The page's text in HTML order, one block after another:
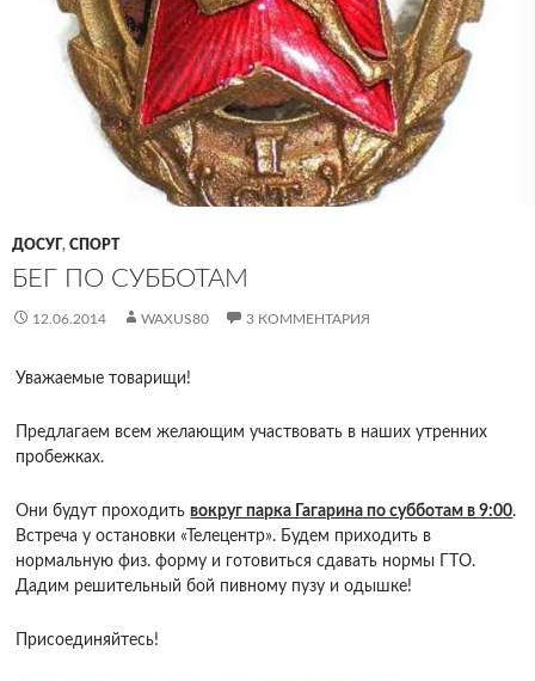
ДОСУГ , СПОРТ
БЕГ ПО СУББОТАМ
12.06.2014 WAXUS80 3 КОММЕНТАРИЯ
Уважаемые товарищи!
Предлагаем всем желающим участвовать в наших утренних
пробежках.
Они будут проходитьвокруг парка Гагарина по субботам в 9:00.
Встреча у остановки «Телецентр». Будем приходить в
нормальную физ. форму и готовиться сдавать нормы ГТО.
Дадим решительный бой пивному пузу и одышке!
Присоединяйтесь!